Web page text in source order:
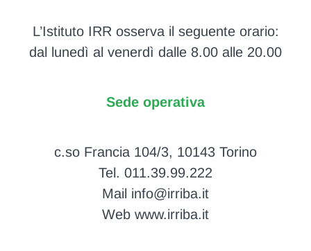
L’Istituto IRR osserva il seguente orario:
dal lunedì al venerdì dalle 8.00 alle 20.00
Sede operativa
c.so Francia 104/3, 10143 Torino
Tel. 011.39.99.222
Mail info@irriba.it
Web www.irriba.it